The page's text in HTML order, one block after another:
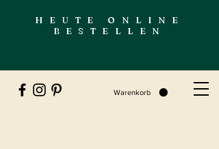
HEUTE ONLINE
BESTELLEN
Warenkorb